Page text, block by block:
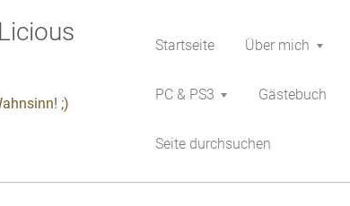
;)
Startseite Über mich
PC & PS3 Gästebuch
Seite durchsuchen